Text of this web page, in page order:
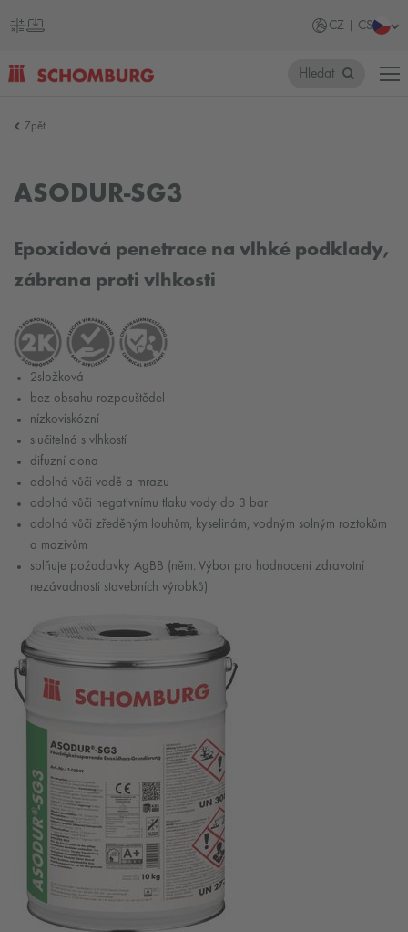
CZ | CS
Hledat
Zpět
ASODUR-SG3
Epoxidová penetrace na vlhké podklady,
zábrana proti vlhkosti
2složková
bez obsahu rozpouštědel
nízkoviskózní
slučitelná s vlhkostí
difuzní clona
odolná vůči vodě a mrazu
odolná vůči negativnímu tlaku vody do 3 bar
odolná vůči zředěným louhům, kyselinám, vodným solným roztokům
a mazivům
splňuje požadavky AgBB (něm. Výbor pro hodnocení zdravotní
nezávadnosti stavebních výrobků)